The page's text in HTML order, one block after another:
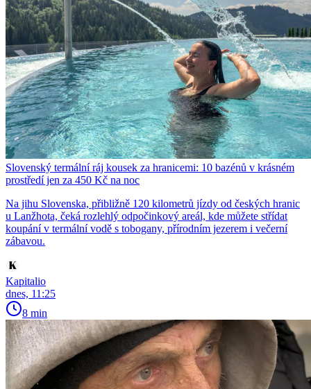
Slovenský termální ráj kousek za hranicemi: 10 bazénů v krásném
prostředí jen za 450 Kč na noc
Na jihu Slovenska, přibližně 120 kilometrů jízdy od českých hranic
u Lanžhota, čeká rozlehlý odpočinkový areál, kde můžete střídat
koupání v termální vodě s tobogany, přírodním jezerem i večerní
zábavou.
Kapitalio
dnes, 11:25
8 min